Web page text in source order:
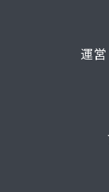
運